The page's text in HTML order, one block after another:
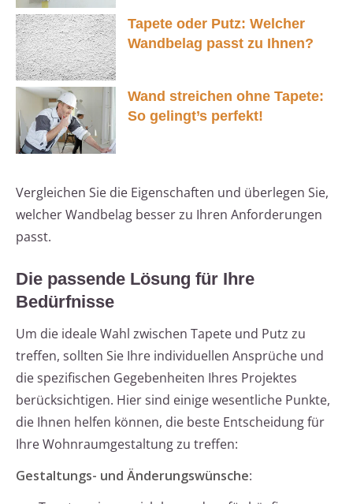
Tapete oder Putz: Welcher
Wandbelag passt zu Ihnen?
Wand streichen ohne Tapete:
So gelingt’s perfekt!
Vergleichen Sie die Eigenschaften und überlegen Sie,
welcher Wandbelag besser zu Ihren Anforderungen
passt.
Die passende Lösung für Ihre
Bedürfnisse
Um die ideale Wahl zwischen Tapete und Putz zu
treffen, sollten Sie Ihre individuellen Ansprüche und
die spezifischen Gegebenheiten Ihres Projektes
berücksichtigen. Hier sind einige wesentliche Punkte,
die Ihnen helfen können, die beste Entscheidung für
Ihre Wohnraumgestaltung zu treffen:
Gestaltungs- und Änderungswünsche: